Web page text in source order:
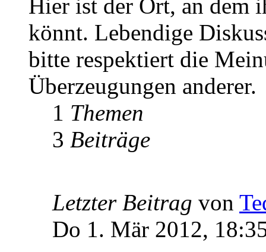
Hier ist der Ort, an dem
könnt. Lebendige
bitte respektiert die
Überzeugungen anderer.
1 Themen
3 Beiträge
Letzter Beitrag von
Do 1. Mär 2012,